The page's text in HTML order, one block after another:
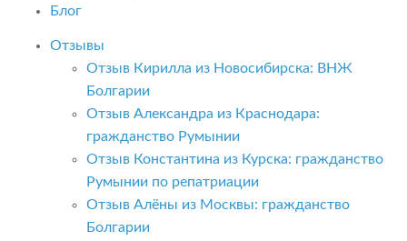
Блог
Отзывы
Отзыв Кирилла из Новосибирска: ВНЖ
Болгарии
Отзыв Александра из Краснодара:
гражданство Румынии
Отзыв Константина из Курска: гражданство
Румынии по репатриации
Отзыв Алёны из Москвы: гражданство
Болгарии